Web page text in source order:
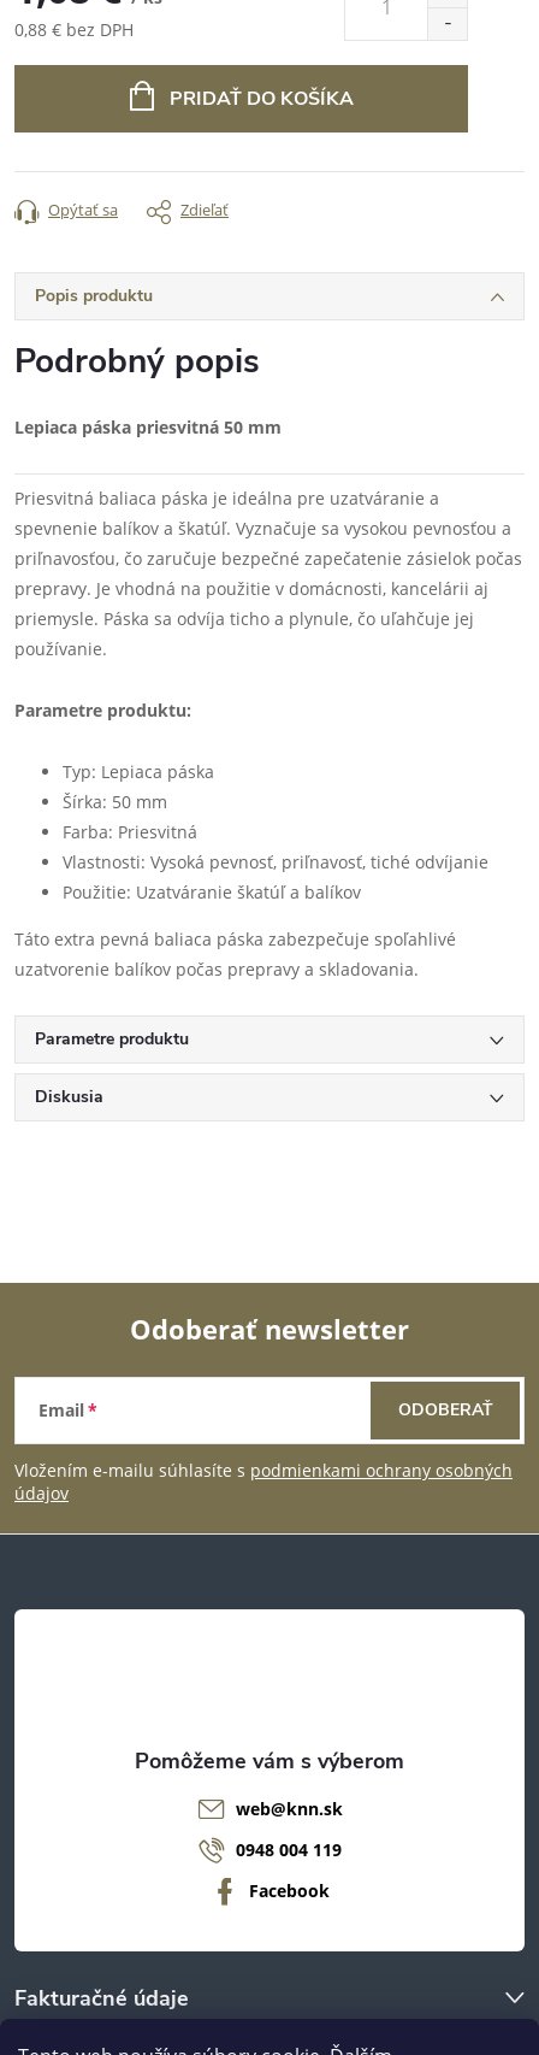
0,88 € bez DPH
PRIDAŤ DO KOŠÍKA
Opýtať sa Zdieľať
Popis produktu
Podrobný popis
Lepiaca páska priesvitná 50 mm
Priesvitná baliaca páska je ideálna pre uzatváranie a
spevnenie balíkov a škatúľ. Vyznačuje sa vysokou pevnosťou a
priľnavosťou, čo zaručuje bezpečné zapečatenie zásielok počas
prepravy. Je vhodná na použitie v domácnosti, kancelárii aj
priemysle. Páska sa odvíja ticho a plynule, čo uľahčuje jej
používanie.
Parametre produktu:
Typ: Lepiaca páska
Šírka: 50 mm
Farba: Priesvitná
Vlastnosti: Vysoká pevnosť, priľnavosť, tiché odvíjanie
Použitie: Uzatváranie škatúľ a balíkov
Táto extra pevná baliaca páska zabezpečuje spoľahlivé
uzatvorenie balíkov počas prepravy a skladovania.
Parametre produktu
Diskusia
Z
á
p
t
Odoberať newsletter
Email
Vložením e-mailu súhlasíte s podmienkami ochrany osobných
údajov
ODOBERAŤ
Fakturačné údaje
web@knn.sk
0948 004 119
Facebook